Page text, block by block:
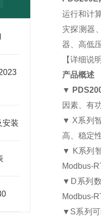
安装
运行和计
灾探测器
器、高低
【详细说
产品概述
▼
因素、有
▼ X系列
高、稳定
▼ K系列
Modbus-
▼D系列
Modbus-
▼S系列可